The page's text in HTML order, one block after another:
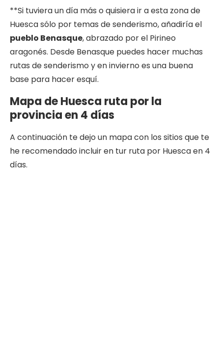
**Si tuviera un día más o quisiera ir a esta zona de
Huesca sólo por temas de senderismo, añadiría el
pueblo Benasque, abrazado por el Pirineo
aragonés. Desde Benasque puedes hacer muchas
rutas de senderismo y en invierno es una buena
base para hacer esquí.
Mapa de Huesca ruta por la
provincia en 4 días
A continuación te dejo un mapa con los sitios que te
he recomendado incluir en tur ruta por Huesca en 4
días.